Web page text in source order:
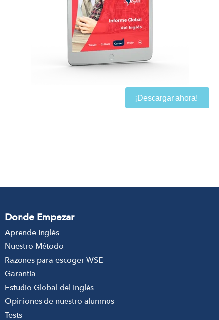
¡Descargar ahora!
Donde Empezar
Aprende Inglés
Nuestro Método
Razones para escoger WSE
Garantía
Estudio Global del Inglés
Opiniones de nuestro alumnos
Tests